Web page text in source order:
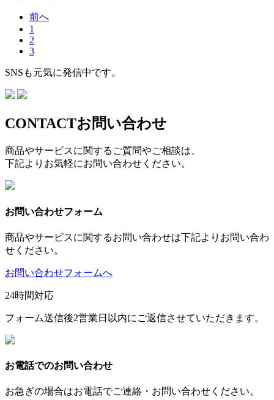
前へ
1
2
3
SNSも元気に発信中です。
CONTACTお問い合わせ
商品やサービスに関するご質問やご相談は、
下記よりお気軽にお問い合わせください。
お問い合わせフォーム
商品やサービスに関するお問い合わせは下記よりお問い合わ
せください。
お問い合わせフォームへ
24時間対応
フォーム送信後2営業日以内にご返信させていただきます。
お電話でのお問い合わせ
お急ぎの場合はお電話でご連絡・お問い合わせください。